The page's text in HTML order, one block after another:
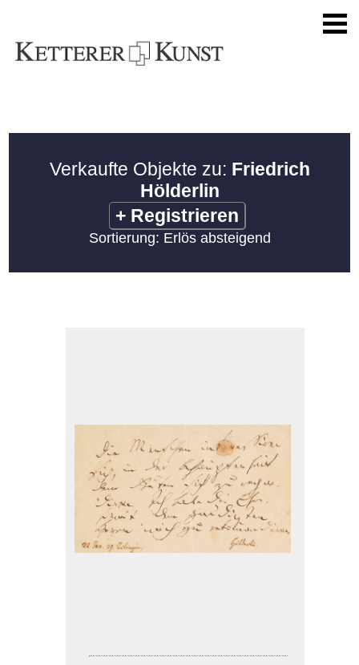
Verkaufte Objekte zu: Friedrich
Hölderlin
+ Registrieren
Sortierung: Erlös absteigend